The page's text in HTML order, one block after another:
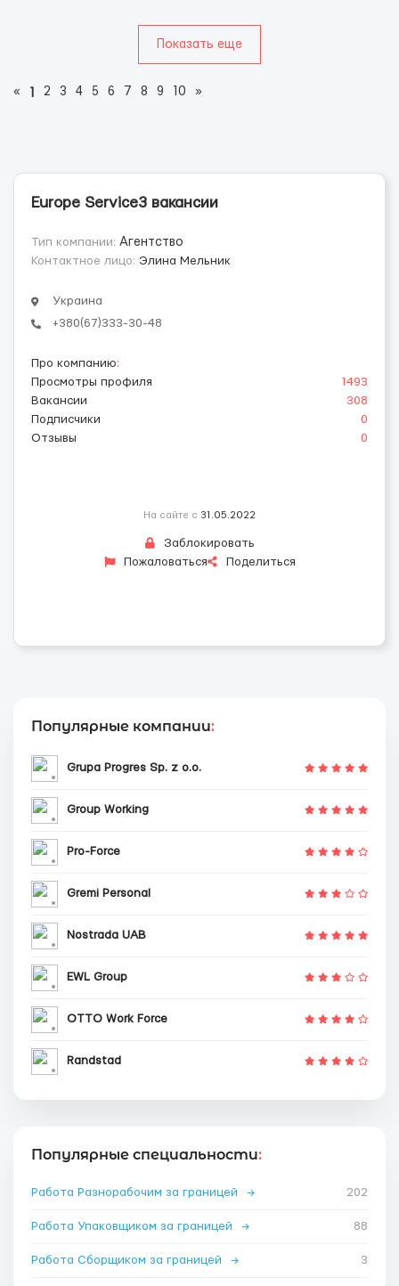
Показать еще
« 2 3 4 5 6 7 8 9 10 »
Europe Service3 вакансии
Тип компании: Агентство
Контактное лицо: Элина Мельник
Украина
+380(67)333-30-48
Про компанию:
Просмотры профиля
1493
Вакансии
308
Подписчики
0
Отзывы
0
На сайте с 31.05.2022
Заблокировать
Пожаловаться
Поделиться
Популярные компании:
Grupa Progres Sp. z o.o.
Group Working
Pro-Force
Gremi Personal
Nostrada UAB
EWL Group
OTTO Work Force
Randstad
Популярные специальности:
Работа Разнорабочим за границей → 202
Работа Упаковщиком за границей → 88
Работа Сборщиком за границей → 3